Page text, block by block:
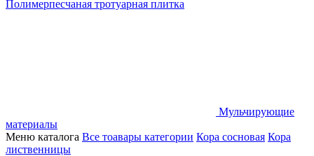
Полимерпесчаная тротуарная плитка
Мульчирующие
материалы
Меню каталога Все тоавары категории Кора сосновая Кора
лиственницы